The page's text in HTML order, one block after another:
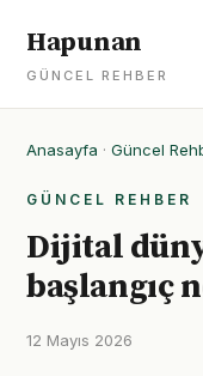
Hapunan
GÜNCEL REHBER
Anasayfa · Güncel
GÜNCEL REHBER
Dijital
başlangıç
12 Mayıs 2026